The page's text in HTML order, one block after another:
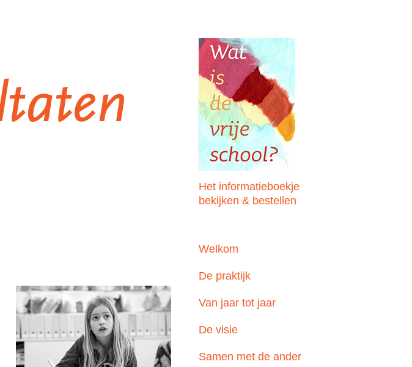
Het informatieboekje
bekijken & bestellen
Welkom
De praktijk
Van jaar tot jaar
De visie
Samen met de ander